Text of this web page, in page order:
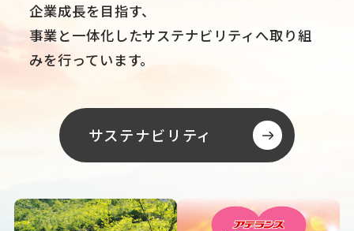
企業成長を目指す、
事業と一体化したサステナビリティへ取り組
みを行っています。
サステナビリティ